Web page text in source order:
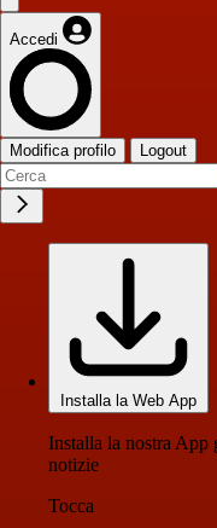
Accedi
Modifica profilo Logout
Installa la Web App
Installa la nostra App
notizie
Tocca